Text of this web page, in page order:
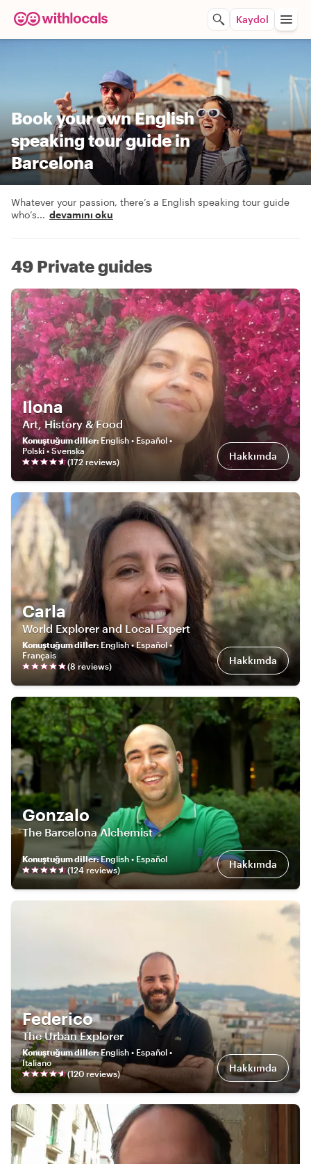
Kaydol
Book your own English
speaking tour guide in
Barcelona
Whatever your passion, there’s a English speaking tour guide
who’s... devamını oku
49 Private guides
Ilona
Art, History & Food
Konuştuğum diller:English • Español •
Polski • Svenska
(172 reviews) Hakkımda
Carla
World Explorer and Local Expert
Konuştuğum diller: English • Español •
Français
(8 reviews) Hakkımda
Gonzalo
The Barcelona Alchemist
Konuştuğum diller:English • Español
(124 reviews) Hakkımda
Federico
The Urban Explorer
Konuştuğum diller:English • Español •
Italiano
(120 reviews) Hakkımda